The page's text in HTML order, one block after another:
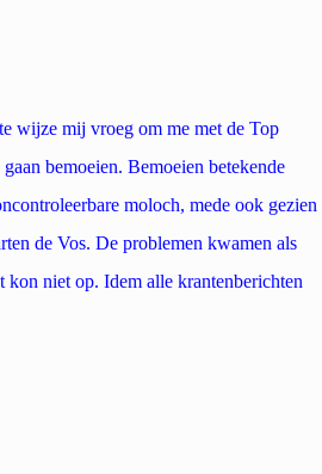
wijze mij vroeg om me met de Top
bemoeien. Bemoeien betekende
moloch, mede ook gezien
de Vos. De problemen kwamen als
niet op. Idem alle krantenberichten